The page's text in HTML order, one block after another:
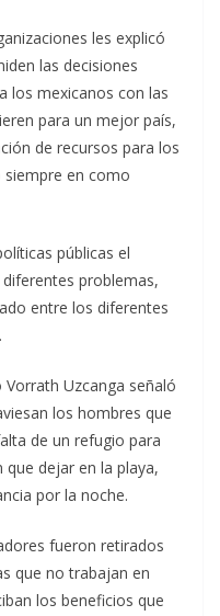
les explicó
las decisiones
los mexicanos con las
para un mejor país,
de recursos para los
en como
públicas el
problemas,
entre los diferentes
Uzcanga señaló
los hombres que
de un refugio para
que dejar en la playa,
por la noche.
fueron retirados
que no trabajan en
los beneficios que